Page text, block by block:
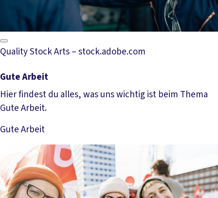
Quality Stock Arts – stock.adobe.com
Gute Arbeit
Hier findest du alles, was uns wichtig ist beim Thema
Gute Arbeit.
Gute Arbeit
Mehr lesen